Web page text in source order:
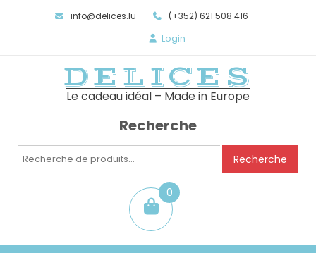
info@delices.lu (+352) 621 508 416
Login
DELICES
Le cadeau idéal – Made in Europe
Recherche
Recherche
Recherche
0
item